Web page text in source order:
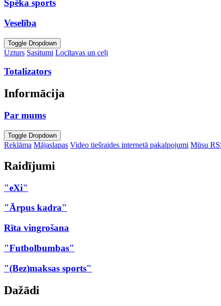
Spēka sports
Veselība
Toggle Dropdown
Uzturs Sasitumi Locītavas un ceļi
Totalizators
Informācija
Par mums
Toggle Dropdown
Reklāma Mājaslapas Video tiešraides internetā pakalpojumi Mūsu
Raidījumi
"eXi"
"Ārpus kadra"
Rīta vingrošana
"Futbolbumbas"
"(Bez)maksas sports"
Dažādi